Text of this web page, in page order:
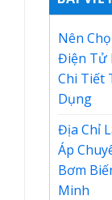
Nên
Điện Tử
Chi Tiết
Dụng
Địa Chỉ
Áp
Bơm
Minh